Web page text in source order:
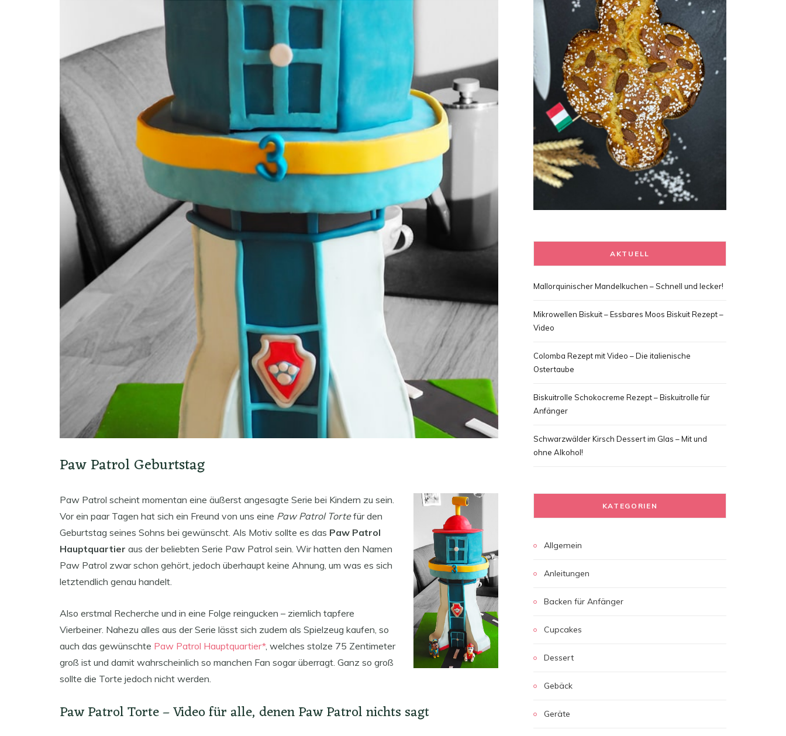
Paw Patrol Geburtstag
Paw Patrol scheint momentan eine äußerst angesagte Serie bei Kindern zu sein.
Vor ein paar Tagen hat sich ein Freund von uns eine Paw Patrol Tortefür den
Geburtstag seines Sohns bei gewünscht. Als Motiv sollte es das Paw Patrol
Hauptquartier aus der beliebten Serie Paw Patrol sein. Wir hatten den Namen
Paw Patrol zwar schon gehört, jedoch überhaupt keine Ahnung, um was es sich
letztendlich genau handelt.
Also erstmal Recherche und in eine Folge reingucken – ziemlich tapfere
Vierbeiner. Nahezu alles aus der Serie lässt sich zudem als Spielzeug kaufen, so
auch das gewünschte Paw Patrol Hauptquartier*, welches stolze 75 Zentimeter
groß ist und damit wahrscheinlich so manchen Fan sogar überragt. Ganz so groß
sollte die Torte jedoch nicht werden.
Paw Patrol Torte – Video für alle, denen Paw Patrol nichts sagt
AKTUELL
Mallorquinischer Mandelkuchen – Schnell und lecker!
Mikrowellen Biskuit – Essbares Moos Biskuit Rezept –
Video
Colomba Rezept mit Video – Die italienische
Ostertaube
Biskuitrolle Schokocreme Rezept – Biskuitrolle für
Anfänger
Schwarzwälder Kirsch Dessert im Glas – Mit und
ohne Alkohol!
KATEGORIEN
Allgemein
Anleitungen
Backen für Anfänger
Cupcakes
Dessert
Gebäck
Geräte